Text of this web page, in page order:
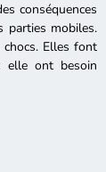
conséquences
parties mobiles.
Elles font
elle ont besoin